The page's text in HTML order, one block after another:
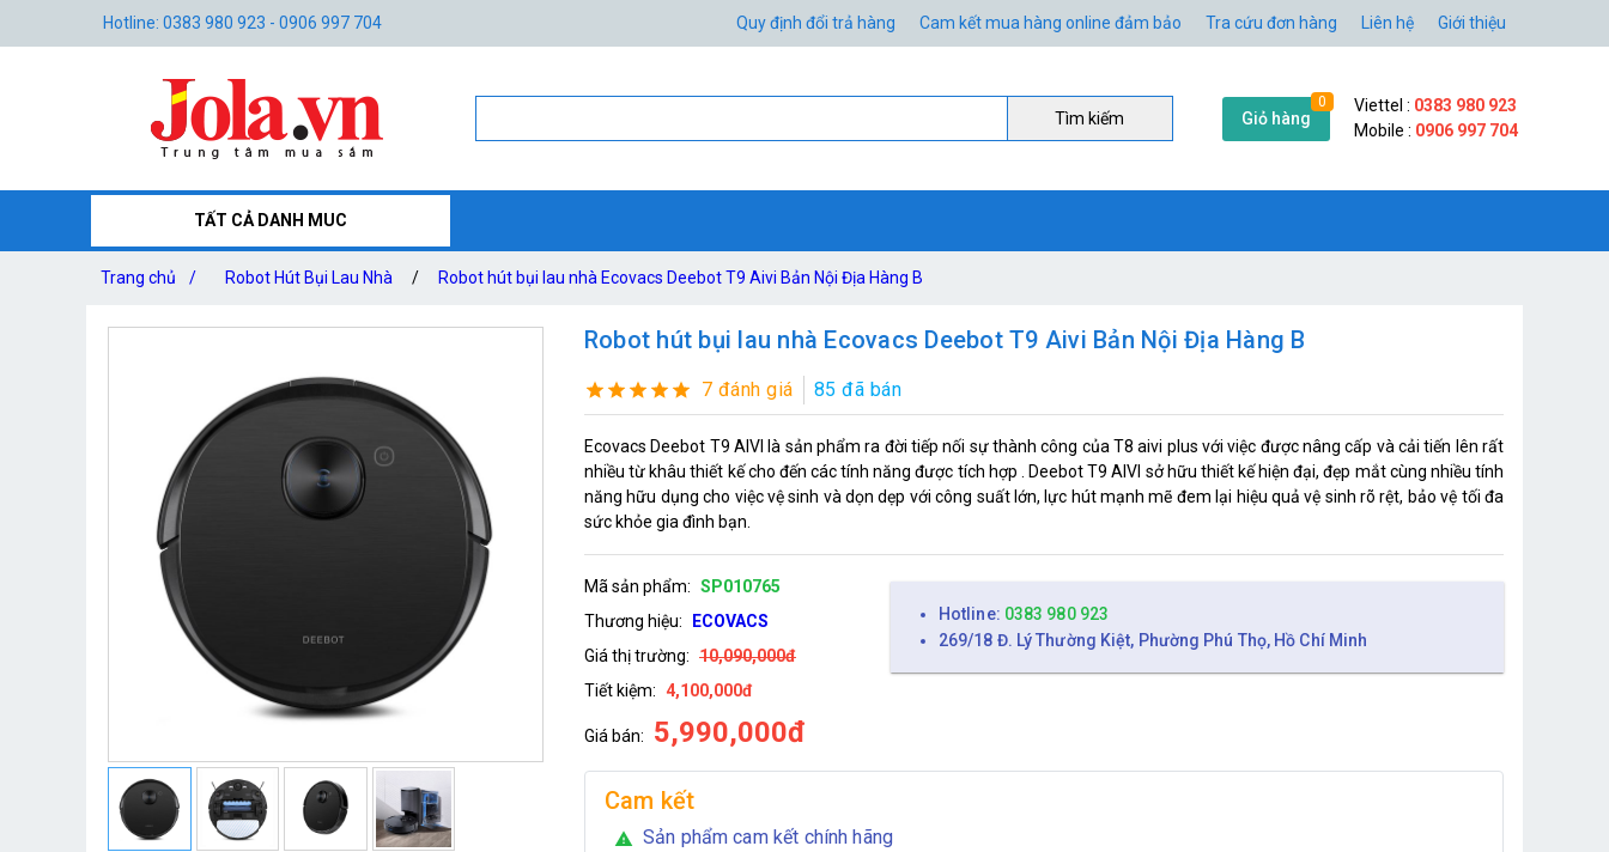
Hotline: 0383 980 923 - 0906 997 704 Quy định đổi trả hàng Cam kết mua hàng online đảm bảo Tra cứu đơn hàng Liên hệ Giới thiệu
Tìm kiếm Giỏ hàng
0 Viettel : 0383 980 923
Mobile : 0906 997 704
TẤT CẢ DANH MUC
Trang chủ / Robot Hút Bụi Lau Nhà / Robot hút bụi lau nhà Ecovacs Deebot T9 Aivi Bản Nội Địa Hàng B
Robot hút bụi lau nhà Ecovacs Deebot T9 Aivi Bản Nội Địa Hàng B
7 đánh giá 85 đã bán
Ecovacs Deebot T9 AIVI là sản phẩm ra đời tiếp nối sự thành công của T8 aivi plus với việc được nâng cấp và cải tiến lên rất
nhiều từ khâu thiết kế cho đến các tính năng được tích hợp . Deebot T9 AIVI sở hữu thiết kế hiện đại, đẹp mắt cùng nhiều tính
năng hữu dụng cho việc vệ sinh và dọn dẹp với công suất lớn, lực hút mạnh mẽ đem lại hiệu quả vệ sinh rõ rệt, bảo vệ tối đa
sức khỏe gia đình bạn.
Mã sản phẩm: SP010765
Thương hiệu:
ECOVACS
Giá thị trường: 10,090,000đ
Tiết kiệm: 4,100,000đ
Giá bán: 5,990,000đ
Hotline: 0383 980 923
269/18 Đ. Lý Thường Kiệt, Phường Phú Thọ, Hồ Chí Minh
Cam kết
warning Sản phẩm cam kết chính hãng